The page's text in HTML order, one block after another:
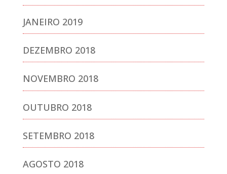
JANEIRO 2019
DEZEMBRO 2018
NOVEMBRO 2018
OUTUBRO 2018
SETEMBRO 2018
AGOSTO 2018